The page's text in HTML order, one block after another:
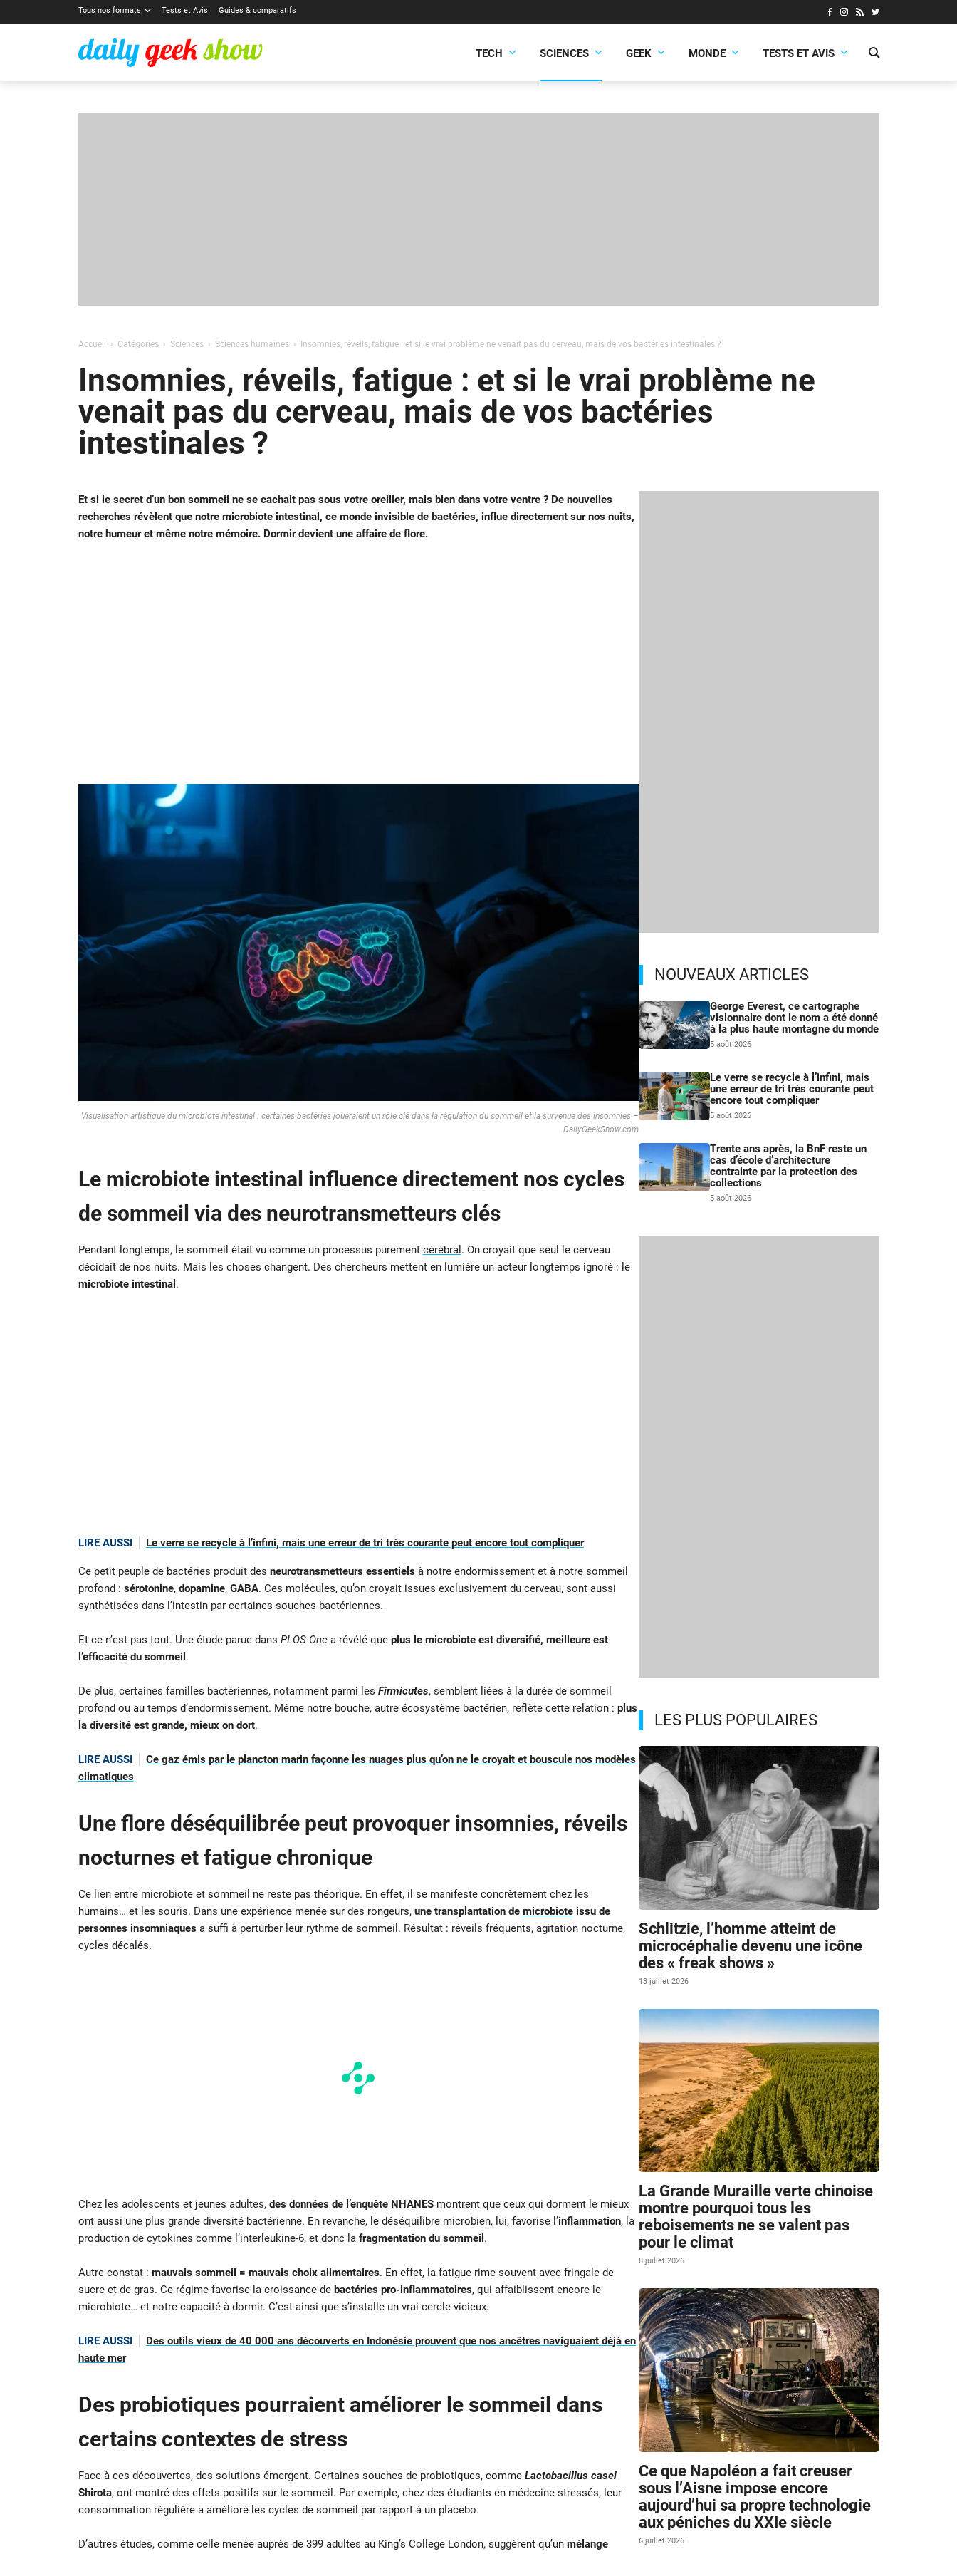
Tous nos formats Tests et Avis Guides & comparatifs
TECH SCIENCES GEEK MONDE TESTS ET AVIS
Accueil Catégories Sciences Sciences humaines Insomnies, réveils, fatigue : et si le vrai problème ne venait pas du cerveau, mais de vos bactéries intestinales ?
Insomnies, réveils, fatigue : et si le vrai problème ne
venait pas du cerveau, mais de vos bactéries
intestinales ?
Et si le secret d’un bon sommeil ne se cachait pas sous votre oreiller, mais bien dans votre ventre ? De nouvelles
recherches révèlent que notre microbiote intestinal, ce monde invisible de bactéries, influe directement sur nos nuits,
notre humeur et même notre mémoire. Dormir devient une affaire de flore.
Visualisation artistique du microbiote intestinal : certaines bactéries joueraient un rôle clé dans la régulation du sommeil et la survenue des insomnies –
DailyGeekShow.com
Le microbiote intestinal influence directement nos cycles
de sommeil via des neurotransmetteurs clés
Pendant longtemps, le sommeil était vu comme un processus purement cérébral . On croyait que seul le cerveau
décidait de nos nuits. Mais les choses changent. Des chercheurs mettent en lumière un acteur longtemps ignoré : le
microbiote intestinal .
LIRE AUSSI Le verre se recycle à l’infini, mais une erreur de tri très courante peut encore tout compliquer
Ce petit peuple de bactéries produit des neurotransmetteurs essentielsà notre endormissement et à notre sommeil
profond : sérotonine, dopamine, GABA. Ces molécules, qu’on croyait issues exclusivement du cerveau, sont aussi
synthétisées dans l’intestin par certaines souches bactériennes.
Et ce n’est pas tout. Une étude parue dans PLOS Onea révélé que plus le microbiote est diversifié, meilleure est
l’efficacité du sommeil .
De plus, certaines familles bactériennes, notamment parmi les Firmicutes, semblent liées à la durée de sommeil
profond ou au temps d’endormissement. Même notre bouche, autre écosystème bactérien, reflète cette relation : plus
la diversité est grande, mieux on dort.
LIRE AUSSI
Ce gaz émis par le plancton marin façonne les nuages plus qu’on ne le croyait et bouscule nos modèles
climatiques
Une flore déséquilibrée peut provoquer insomnies, réveils
nocturnes et fatigue chronique
Ce lien entre microbiote et sommeil ne reste pas théorique. En effet, il se manifeste concrètement chez les
humains… et les souris. Dans une expérience menée sur des rongeurs, une transplantation de microbioteissu de
personnes insomniaquesa suffi à perturber leur rythme de sommeil. Résultat : réveils fréquents, agitation nocturne,
cycles décalés.
Chez les adolescents et jeunes adultes, des données de l’enquête NHANESmontrent que ceux qui dorment le mieux
ont aussi une plus grande diversité bactérienne. En revanche, le déséquilibre microbien, lui, favorise l’inflammation, la
production de cytokines comme l’interleukine-6, et donc la fragmentation du sommeil .
Autre constat : mauvais sommeil = mauvais choix alimentaires. En effet, la fatigue rime souvent avec fringale de
sucre et de gras. Ce régime favorise la croissance de bactéries pro-inflammatoires, qui affaiblissent encore le
microbiote… et notre capacité à dormir. C’est ainsi que s’installe un vrai cercle vicieux.
LIRE AUSSI
Des outils vieux de 40 000 ans découverts en Indonésie prouvent que nos ancêtres naviguaient déjà en
haute mer
Des probiotiques pourraient améliorer le sommeil dans
certains contextes de stress
Face à ces découvertes, des solutions émergent. Certaines souches de probiotiques, comme Lactobacillus casei
Shirota, ont montré des effets positifs sur le sommeil. Par exemple, chez des étudiants en médecine stressés, leur
consommation régulière a amélioré les cycles de sommeil par rapport à un placebo.
D’autres études, comme celle menée auprès de 399 adultes au King’s College London, suggèrent qu’un mélange
NOUVEAUX ARTICLES
George Everest, ce cartographe
visionnaire dont le nom a été donné
à la plus haute montagne du monde
5 août 2026
Le verre se recycle à l’infini, mais
une erreur de tri très courante peut
encore tout compliquer
5 août 2026
Trente ans après, la BnF reste un
cas d’école d’architecture
contrainte par la protection des
collections
5 août 2026
LES PLUS POPULAIRES
Schlitzie, l’homme atteint de
microcéphalie devenu une icône
des « freak shows »
13 juillet 2026
La Grande Muraille verte chinoise
montre pourquoi tous les
reboisements ne se valent pas
pour le climat
8 juillet 2026
Ce que Napoléon a fait creuser
sous l’Aisne impose encore
aujourd’hui sa propre technologie
aux péniches du XXIe siècle
6 juillet 2026